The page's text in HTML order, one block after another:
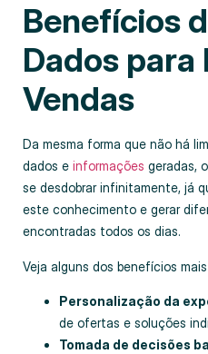
Benefícios
Dados
Vendas
Da mesma forma que não há
dados e informações geradas,
se desdobrar infinitamente, já
este conhecimento e gerar
encontradas todos os dias.
Veja alguns dos benefícios
Personalização da
de ofertas e soluções
Tomada de decisões